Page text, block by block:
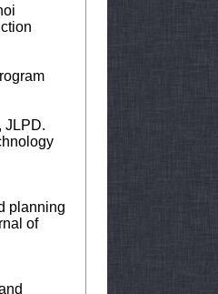
JLPD.
planning
of